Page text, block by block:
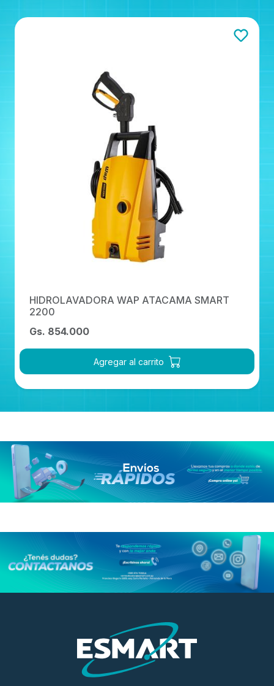
HIDROLAVADORA WAP ATACAMA SMART
2200
Gs. 854.000
Agregar al carrito